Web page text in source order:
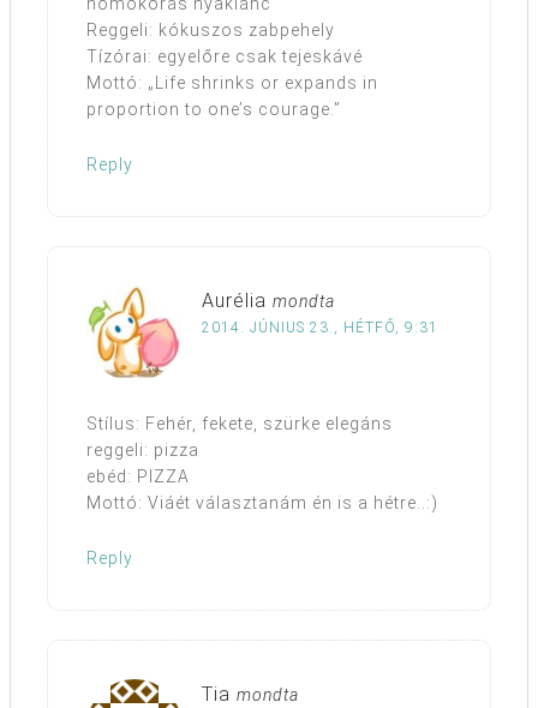
homokórás nyaklánc
Reggeli: kókuszos zabpehely
Tízórai: egyelőre csak tejeskávé
Mottó: „Life shrinks or expands in
proportion to one’s courage.”
Reply
Aurélia mondta
2014. JÚNIUS 23., HÉTFŐ, 9:31
Stílus: Fehér, fekete, szürke elegáns
reggeli: pizza
ebéd: PIZZA
Mottó: Viáét választanám én is a hétre..:)
Reply
Tia mondta